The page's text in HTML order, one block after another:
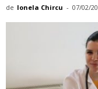
de Ionela Chircu - 07/02/